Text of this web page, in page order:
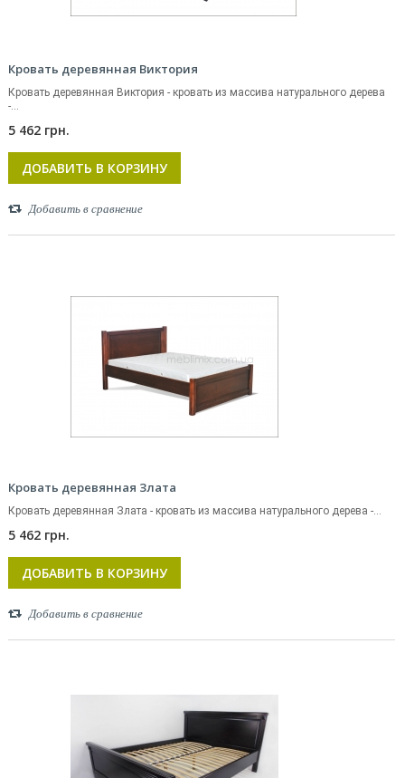
Кровать деревянная Виктория
Кровать деревянная Виктория - кровать из массива натурального дерева
-...
5 462 грн.
ДОБАВИТЬ В КОРЗИНУ
Добавить в сравнение
Кровать деревянная Злата
Кровать деревянная Злата - кровать из массива натурального дерева -...
5 462 грн.
ДОБАВИТЬ В КОРЗИНУ
Добавить в сравнение